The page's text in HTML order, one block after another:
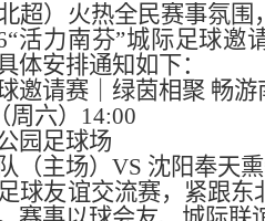
超）火热全民赛事氛围
活力南芬”城际足球邀
体安排通知如下：
邀请赛｜绿茵相聚 畅游
周六）14:00
园足球场
（主场）VS 沈阳奉天熏
球友谊交流赛，紧跟东